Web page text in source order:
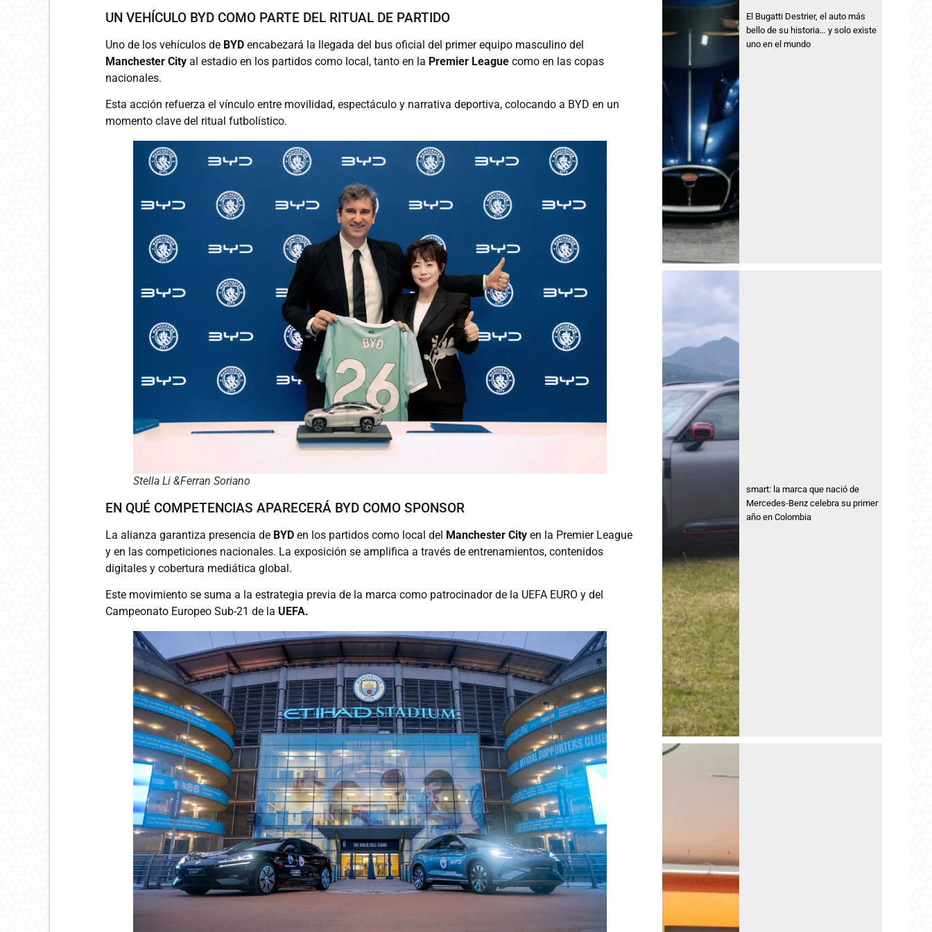
UN VEHÍCULO BYD COMO PARTE DEL RITUAL DE PARTIDO
Uno de los vehículos de BYD encabezará la llegada del bus oficial del primer equipo masculino del
Manchester City al estadio en los partidos como local, tanto en la Premier League como en las copas
nacionales.
Esta acción refuerza el vínculo entre movilidad, espectáculo y narrativa deportiva, colocando a BYD en un
momento clave del ritual futbolístico.
Stella Li &Ferran Soriano
EN QUÉ COMPETENCIAS APARECERÁ BYD COMO SPONSOR
La alianza garantiza presencia de BYD en los partidos como local del Manchester City en la Premier League
y en las competiciones nacionales. La exposición se amplifica a través de entrenamientos, contenidos
digitales y cobertura mediática global.
Este movimiento se suma a la estrategia previa de la marca como patrocinador de la UEFA EURO y del
Campeonato Europeo Sub-21 de la UEFA.
El Bugatti Destrier, el auto más
bello de su historia… y solo existe
uno en el mundo
smart: la marca que nació de
Mercedes-Benz celebra su primer
año en Colombia